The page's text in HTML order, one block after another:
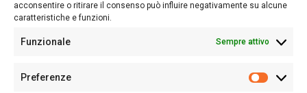
acconsentire o ritirare il consenso può influire negativamente su alcune
caratteristiche e funzioni.
Funzionale Sempre attivo
Preferenze
Sede:Via Cristoforo Colombo 09013 Carbonia